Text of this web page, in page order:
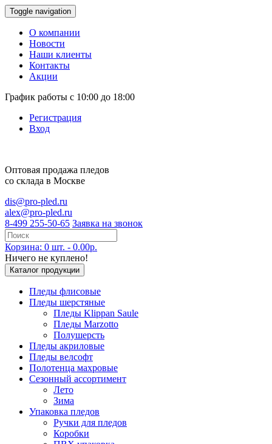
Toggle navigation
О компании
Новости
Наши клиенты
Контакты
Акции
График работы с 10:00 до 18:00
Регистрация
Вход
Оптовая продажа пледов
со склада в Москве
dis@pro-pled.ru
alex@pro-pled.ru
8-499 255-50-65 Заявка на звонок
Корзина: 0 шт. - 0.00р.
Ничего не куплено!
Каталог продукции
Пледы флисовые
Пледы шерстяные
Пледы Klippan Saule
Пледы Marzotto
Полушерсть
Пледы акриловые
Пледы велсофт
Полотенца махровые
Сезонный ассортимент
Лето
Зима
Упаковка пледов
Ручки для пледов
Коробки